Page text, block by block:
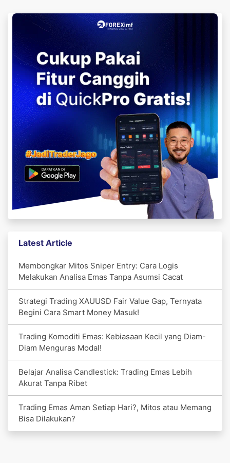
Latest Article
Membongkar Mitos Sniper Entry: Cara Logis
Melakukan Analisa Emas Tanpa Asumsi Cacat
Strategi Trading XAUUSD Fair Value Gap, Ternyata
Begini Cara Smart Money Masuk!
Trading Komoditi Emas: Kebiasaan Kecil yang Diam-
Diam Menguras Modal!
Belajar Analisa Candlestick: Trading Emas Lebih
Akurat Tanpa Ribet
Trading Emas Aman Setiap Hari?, Mitos atau Memang
Bisa Dilakukan?